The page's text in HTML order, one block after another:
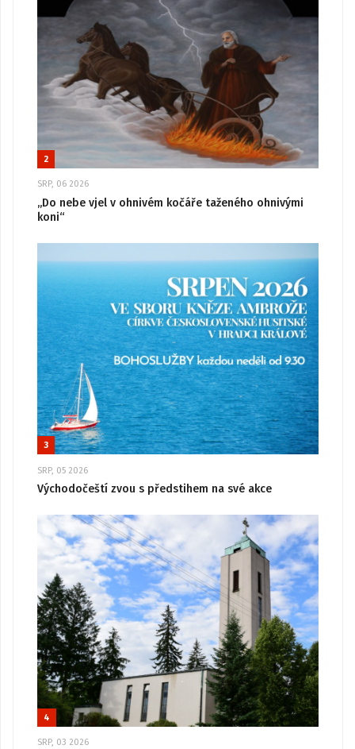
2
SRP, 06 2026
„Do nebe vjel v ohnivém kočáře taženého ohnivými
koni“
3
SRP, 05 2026
Východočeští zvou s předstihem na své akce
4
SRP, 03 2026